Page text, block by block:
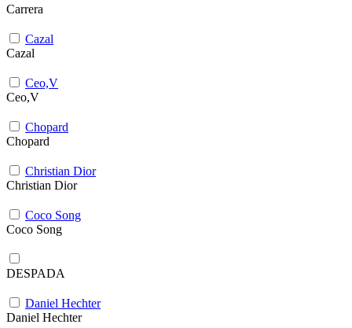
Carrera
Cazal
Cazal
Ceo,V
Ceo,V
Chopard
Chopard
Christian Dior
Christian Dior
Coco Song
Coco Song
DESPADA
Daniel Hechter
Daniel Hechter